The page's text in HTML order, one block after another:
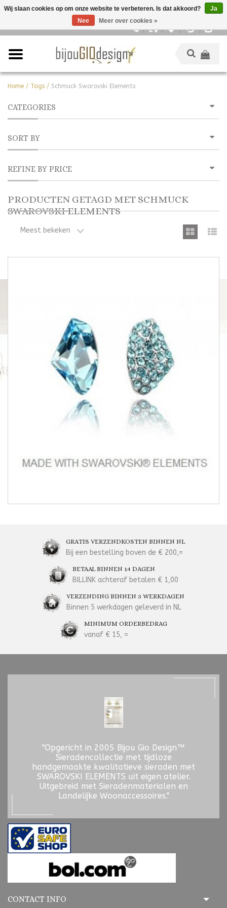
Home / Tags / Schmuck Swarovski Elements
CATEGORIES
SORT BY
REFINE BY PRICE
PRODUCTEN GETAGD MET SCHMUCK
SWAROVSKI ELEMENTS
Meest bekeken
GRATIS VERZENDKOSTEN BINNEN NL
Bij een bestelling boven de € 200,=
BETAAL BINNEN 14 DAGEN
BILLINK achteraf betalen € 1,00
VERZENDING BINNEN 3 WERKDAGEN
Binnen 5 werkdagen geleverd in NL
MINIMUM ORDERBEDRAG
vanaf € 15, =
"Opgericht in 2005 Bijou Gio Design™
Sieradencollectie met tijdloze
handgemaakte kwalitatieve sieraden met
SWAROVSKI ELEMENTS uit eigen atelier.
Uitgebreid met Sieradenmaterialen en
Landelijke Woonaccessoires."
CONTACT INFO
Wij slaan cookies op om onze website te verbeteren. Is dat akkoord?
Ja
Nee
Meer over cookies »